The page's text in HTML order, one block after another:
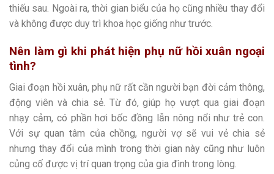
thiếu sau. Ngoài ra, thời gian biểu của họ cũng nhiều thay đổi
và không được duy trì khoa học giống như trước.
Nên làm gì khi phát hiện phụ nữ hồi xuân ngoại
tình?
Giai đoạn hồi xuân, phụ nữ rất cần người bạn đời cảm thông,
động viên và chia sẻ. Từ đó, giúp họ vượt qua giai đoạn
nhạy cảm, có phần hơi bốc đồng lẫn nông nổi như trẻ con.
Với sự quan tâm của chồng, người vợ sẽ vui vẻ chia sẻ
nhưng thay đổi của mình trong thời gian này cũng như luôn
củng cố được vị trí quan trọng của gia đình trong lòng.